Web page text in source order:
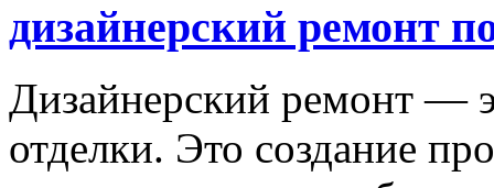
дизайнерский ремонт
Дизайнерский ремонт —
отделки. Это создание